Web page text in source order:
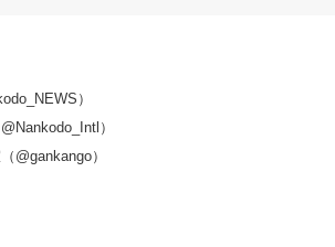
）
）
@gankango）